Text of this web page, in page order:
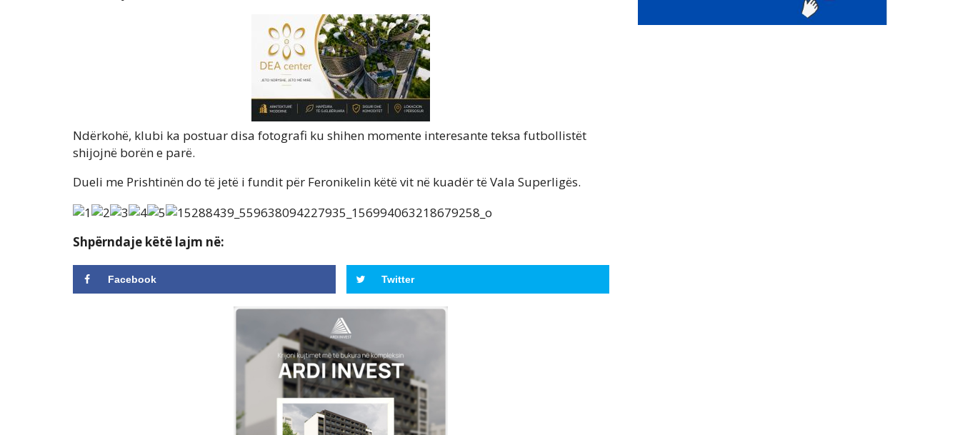
Ndërkohë, klubi ka postuar disa fotografi ku shihen momente interesante teksa futbollistët
shijojnë borën e parë.
Dueli me Prishtinën do të jetë i fundit për Feronikelin këtë vit në kuadër të Vala Superligës.
Shpërndaje këtë lajm në:
Facebook Twitter